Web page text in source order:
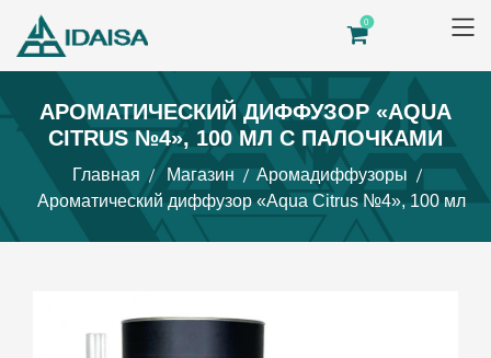
0
АРОМАТИЧЕСКИЙ ДИФФУЗОР «AQUA
CITRUS №4», 100 МЛ С ПАЛОЧКАМИ
Главная Магазин
Аромадиффузоры
Ароматический диффузор «Aqua Citrus №4», 100 мл